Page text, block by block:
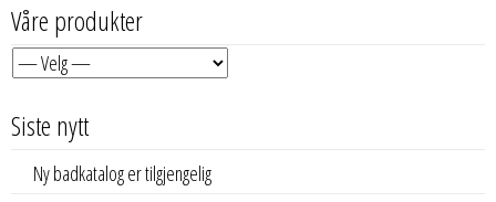
Våre produkter
Siste nytt
Ny badkatalog er tilgjengelig